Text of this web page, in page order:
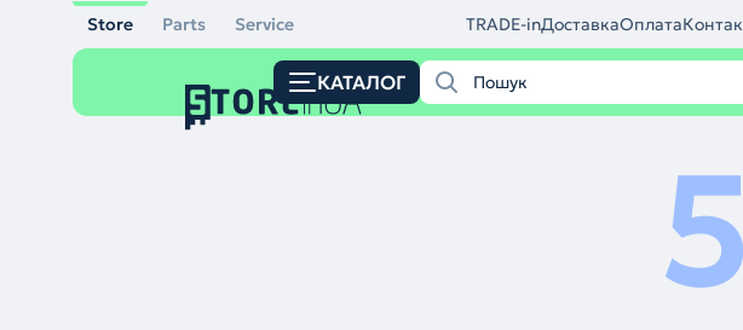
Store Parts Service TRADE-inДоставкаОплата
КАТАЛОГ
5